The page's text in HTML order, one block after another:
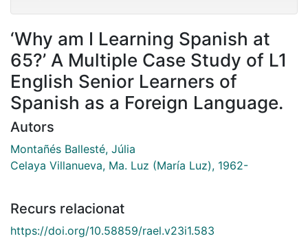
‘Why am I Learning Spanish at
65?’ A Multiple Case Study of L1
English Senior Learners of
Spanish as a Foreign Language.
Autors
Montañés Ballesté, Júlia
Celaya Villanueva, Ma. Luz (María Luz), 1962-
Recurs relacionat
https://doi.org/10.58859/rael.v23i1.583